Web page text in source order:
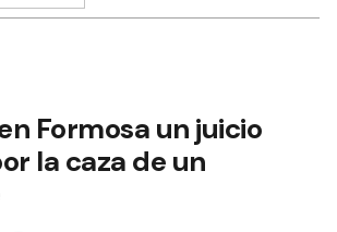
Formosa un juicio
la caza de un